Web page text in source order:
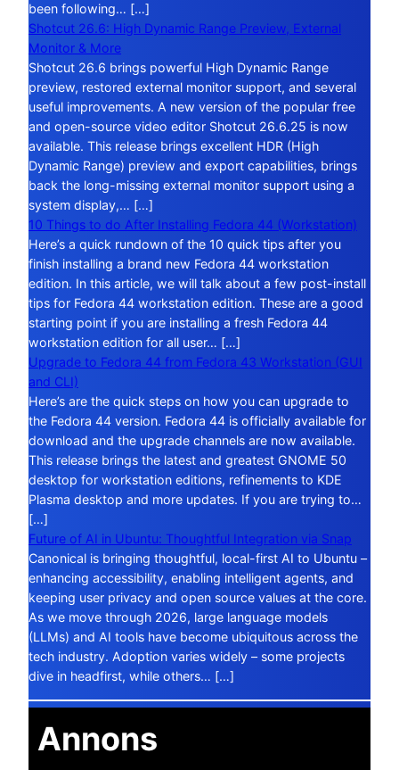
been following… […]
Shotcut 26.6: High Dynamic Range Preview, External
Monitor & More
Shotcut 26.6 brings powerful High Dynamic Range
preview, restored external monitor support, and several
useful improvements. A new version of the popular free
and open-source video editor Shotcut 26.6.25 is now
available. This release brings excellent HDR (High
Dynamic Range) preview and export capabilities, brings
back the long-missing external monitor support using a
system display,… […]
10 Things to do After Installing Fedora 44 (Workstation)
Here’s a quick rundown of the 10 quick tips after you
finish installing a brand new Fedora 44 workstation
edition. In this article, we will talk about a few post-install
tips for Fedora 44 workstation edition. These are a good
starting point if you are installing a fresh Fedora 44
workstation edition for all user… […]
Upgrade to Fedora 44 from Fedora 43 Workstation (GUI
and CLI)
Here’s are the quick steps on how you can upgrade to
the Fedora 44 version. Fedora 44 is officially available for
download and the upgrade channels are now available.
This release brings the latest and greatest GNOME 50
desktop for workstation editions, refinements to KDE
Plasma desktop and more updates. If you are trying to…
[…]
Future of AI in Ubuntu: Thoughtful Integration via Snap
Canonical is bringing thoughtful, local-first AI to Ubuntu –
enhancing accessibility, enabling intelligent agents, and
keeping user privacy and open source values at the core.
As we move through 2026, large language models
(LLMs) and AI tools have become ubiquitous across the
tech industry. Adoption varies widely – some projects
dive in headfirst, while others… […]
Annons